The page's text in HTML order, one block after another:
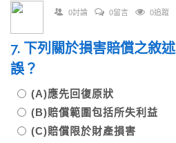
0討論 0留言 0追蹤
7. 下列關於損害賠償之敘
誤？
(A)應先回復原狀
(B)賠償範圍包括所失利益
(C)賠償限於財產損害